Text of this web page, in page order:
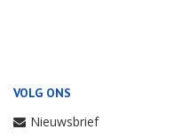
VOLG ONS
Nieuwsbrief